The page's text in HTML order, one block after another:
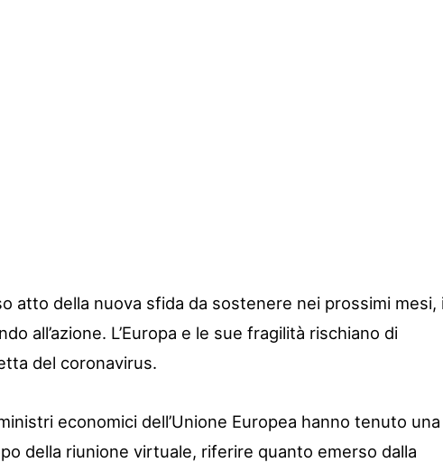
atto della nuova sfida da sostenere nei prossimi mesi,
all’azione. L’Europa e le sue fragilità rischiano di
del coronavirus.
economici dell’Unione Europea hanno tenuto una
della riunione virtuale, riferire quanto emerso dalla